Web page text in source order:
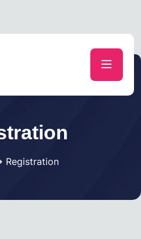
Registration